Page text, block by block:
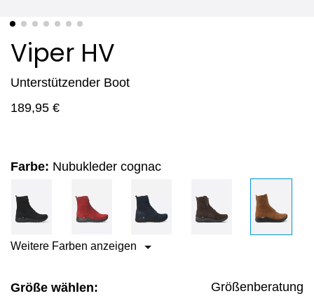
Viper HV
Unterstützender Boot
189,95 €
Farbe: Nubukleder cognac
Weitere Farben anzeigen
Größe wählen:
Größenberatung